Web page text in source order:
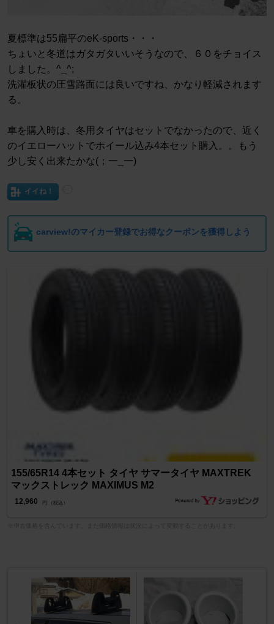
夏標準は55扁平のeK-sports・・・
ちょいと冬道はガタガタいいそうなので、６０をチョイス
しました。^_^;
洗濯板状の圧雪路面には良いですね、かなり軽減されます
る。
車を購入時は、冬用タイヤはセットでなかったので、近く
のイエローハットでホイール込み4本セット購入。。もう
少し安く出来たかな(；一_一)
イイね！
carview!のマイカー登録でお得なクーポンを獲得しよう
155/65R14 4本セット タイヤ サマータイヤ MAXTREK
マックストレック MAXIMUS M2
12,960 円 （税込）